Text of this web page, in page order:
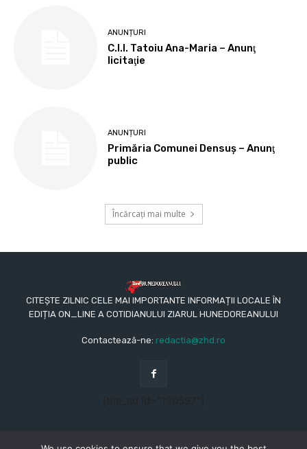
ANUNȚURI
C.I.I. Tatoiu Ana-Maria – Anunţ
licitaţie
ANUNȚURI
Primăria Comunei Densuş – Anunţ
public
Încărcați mai multe
CITEȘTE ZILNIC CELE MAI IMPORTANTE INFORMAȚII LOCALE ÎN
EDIȚIA ON_LINE A COTIDIANULUI ZIARUL HUNEDOREANULUI
Contactează-ne: redactia@zhd.ro